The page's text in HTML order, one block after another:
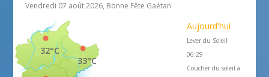
Vendredi 07 août 2026, Bonne Fête Gaétan
33°C
32°C
Aujourd'hui
Lever du Soleil
06:29
Coucher du soleil à